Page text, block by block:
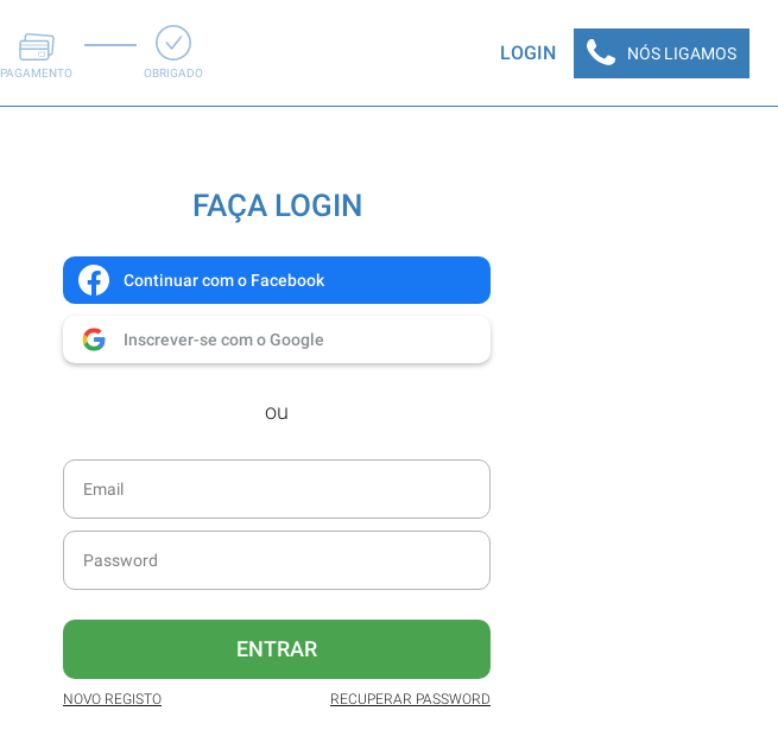
PAGAMENTO OBRIGADO
LOGIN NÓS LIGAMOS
FAÇA LOGIN
Continuar com o Facebook
Inscrever-se com o Google
ou
ENTRAR
NOVO REGISTO RECUPERAR PASSWORD